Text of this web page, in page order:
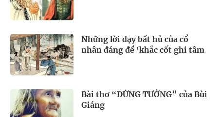
Những lời dạy bất hủ của cổ
nhân đáng để ‘khắc cốt ghi tâm
Bài thơ “ĐỪNG TƯỞNG” của Bùi
Giáng